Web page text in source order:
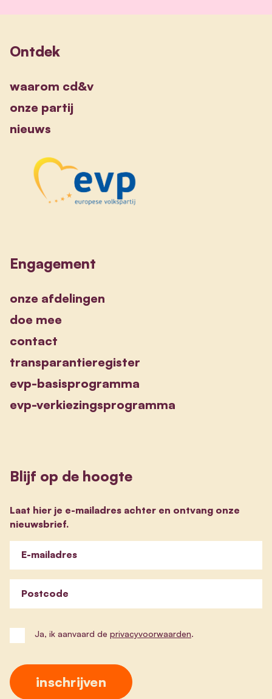
Ontdek
waarom cd&v
onze partij
nieuws
Engagement
onze afdelingen
doe mee
contact
transparantieregister
evp-basisprogramma
evp-verkiezingsprogramma
Blijf op de hoogte
Laat hier je e-mailadres achter en ontvang onze
nieuwsbrief.
E-mailadres
Postcode
Ja, ik aanvaard de privacyvoorwaarden.